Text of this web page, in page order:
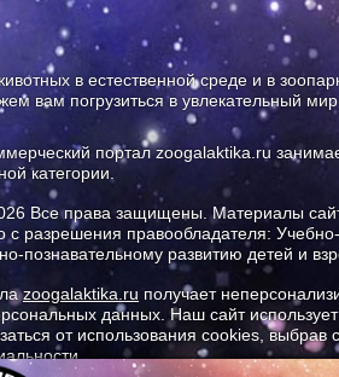
в естественной среде и в
вам погрузиться в увлекательный
портал zoogalaktika.ru
категории.
Все права защищены. Материалы
с разрешения правообладателя:
познавательному развитию детей и
zoogalaktika.ru получает
данных. Наш сайт
от использования cookies,